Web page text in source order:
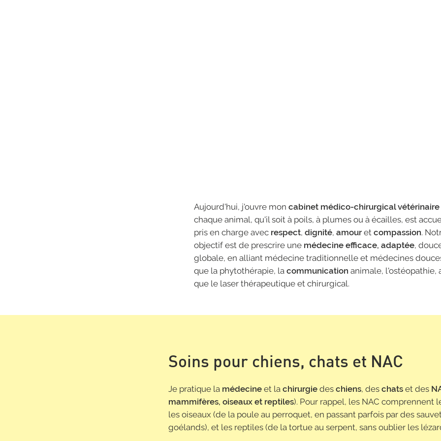
Aujourd'hui, j'ouvre mon cabinet médico-chirurgical vétérinaire
chaque animal, qu'il soit à poils, à plumes ou à écailles, est
pris en charge avecrespect, dignité, amouret compassion.
objectif est de prescrire une médecine efficace, adaptée,
globale, en alliant médecine traditionnelle et médecines
que la phytothérapie, la communication animale, l'ostéopathie,
que le laser thérapeutique et chirurgical.
Soins pour chiens, chats et NAC
Je pratique la médecineet lachirurgiedeschiens, des chats et des
mammifères, oiseaux et reptiles). Pour rappel, les NAC comprennent
les oiseaux (de la poule au perroquet, en passant parfois par des
goélands), et les reptiles (de la tortue au serpent, sans oublier les